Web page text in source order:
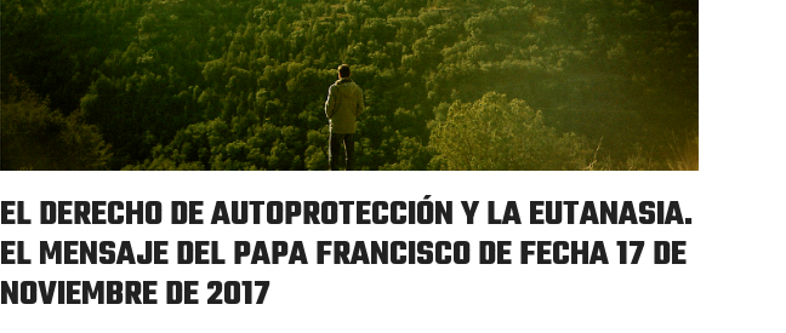
EL DERECHO DE AUTOPROTECCIÓN Y LA EUTANASIA.
EL MENSAJE DEL PAPA FRANCISCO DE FECHA 17 DE
NOVIEMBRE DE 2017